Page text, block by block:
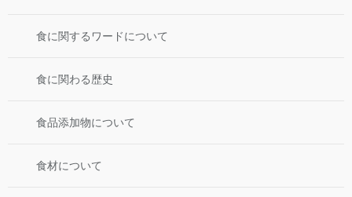
食に関するワードについて
食に関わる歴史
食品添加物について
食材について